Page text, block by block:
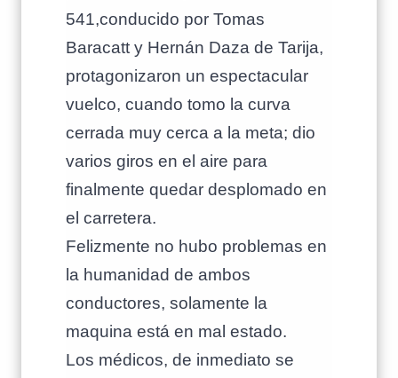
541,conducido por Tomas
Baracatt y Hernán Daza de Tarija,
protagonizaron un espectacular
vuelco, cuando tomo la curva
cerrada muy cerca a la meta; dio
varios giros en el aire para
finalmente quedar desplomado en
el carretera.
Felizmente no hubo problemas en
la humanidad de ambos
conductores, solamente la
maquina está en mal estado.
Los médicos, de inmediato se